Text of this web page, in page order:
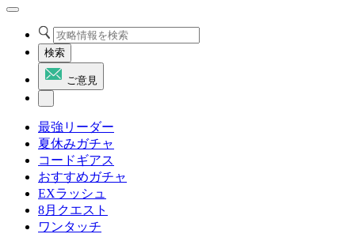
検索
ご意見
最強リーダー
夏休みガチャ
コードギアス
おすすめガチャ
EXラッシュ
8月クエスト
ワンタッチ